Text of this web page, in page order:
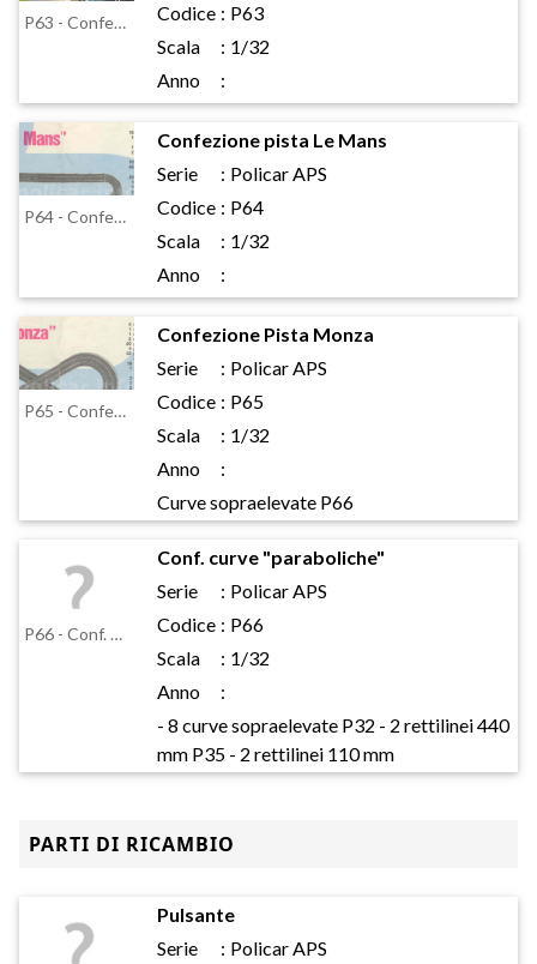
P63 - Confezione pista Gran Premio
Codice : P63
Scala
: 1/32
Anno
:
P64 - Confezione pista Le Mans
Confezione pista Le Mans
Serie
: Policar APS
Codice : P64
Scala
: 1/32
Anno
:
P65 - Confezione Pista Monza
Confezione Pista Monza
Serie
: Policar APS
Codice : P65
Scala
: 1/32
Anno
:
Curve sopraelevate P66
P66 - Conf. curve 'paraboliche'
Conf. curve "paraboliche"
Serie
: Policar APS
Codice : P66
Scala
: 1/32
Anno
:
- 8 curve sopraelevate P32 - 2 rettilinei 440
mm P35 - 2 rettilinei 110 mm
PARTI DI RICAMBIO
Pulsante
Serie
: Policar APS